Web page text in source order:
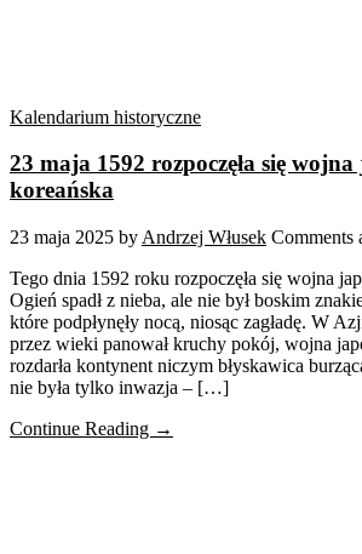
Kalendarium historyczne
23 maja 1592 rozpoczęła się
koreańska
23 maja 2025 by Andrzej Włusek Comments
Tego dnia 1592 roku rozpoczęła się wojna
Ogień spadł z nieba, ale nie był boskim
które podpłynęły nocą, niosąc zagładę. W
przez wieki panował kruchy pokój, wojna
rozdarła kontynent niczym błyskawica
nie była tylko inwazja – […]
Continue Reading →